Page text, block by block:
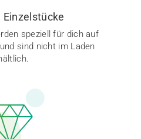
speziell für dich auf
sind nicht im Laden